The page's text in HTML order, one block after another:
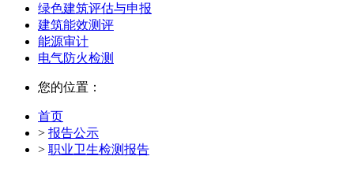
绿色建筑评估与申报
建筑能效测评
能源审计
电气防火检测
您的位置：
首页
> 报告公示
> 职业卫生检测报告